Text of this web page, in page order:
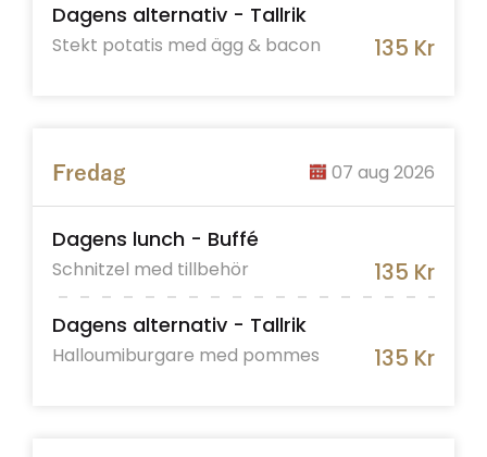
Dagens alternativ - Tallrik
Stekt potatis med ägg & bacon 135 Kr
Fredag 07 aug 2026
Dagens lunch - Buffé
Schnitzel med tillbehör 135 Kr
Dagens alternativ - Tallrik
Halloumiburgare med pommes 135 Kr